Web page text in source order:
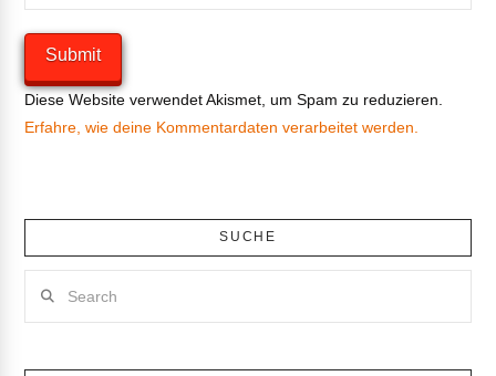
Diese Website verwendet Akismet, um Spam zu reduzieren.
Erfahre, wie deine Kommentardaten verarbeitet werden.
SUCHE